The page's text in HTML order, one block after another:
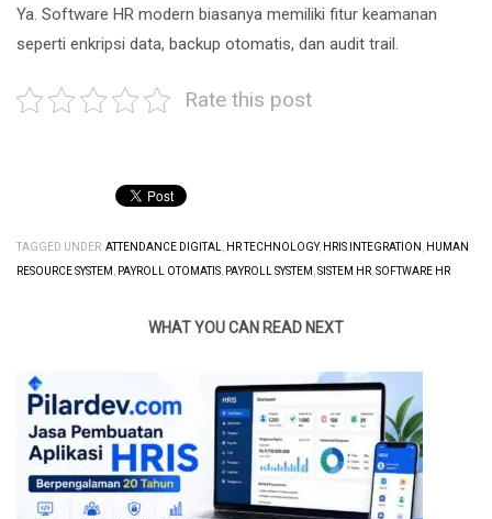
Ya. Software HR modern biasanya memiliki fitur keamanan
seperti enkripsi data, backup otomatis, dan audit trail.
Rate this post
TAGGED UNDER:ATTENDANCE DIGITAL HR TECHNOLOGY, HRIS INTEGRATION
HUMAN
RESOURCE SYSTEM
PAYROLL OTOMATIS PAYROLL SYSTEM SISTEM HR SOFTWARE HR
WHAT YOU CAN READ NEXT